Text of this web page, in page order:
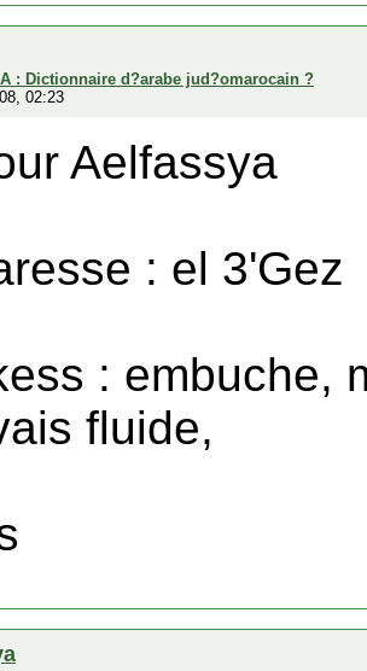
: Dictionnaire d?arabe jud?omarocain ?
02:23
Aelfassya
: el 3'Gez
: embuche,
fluide,